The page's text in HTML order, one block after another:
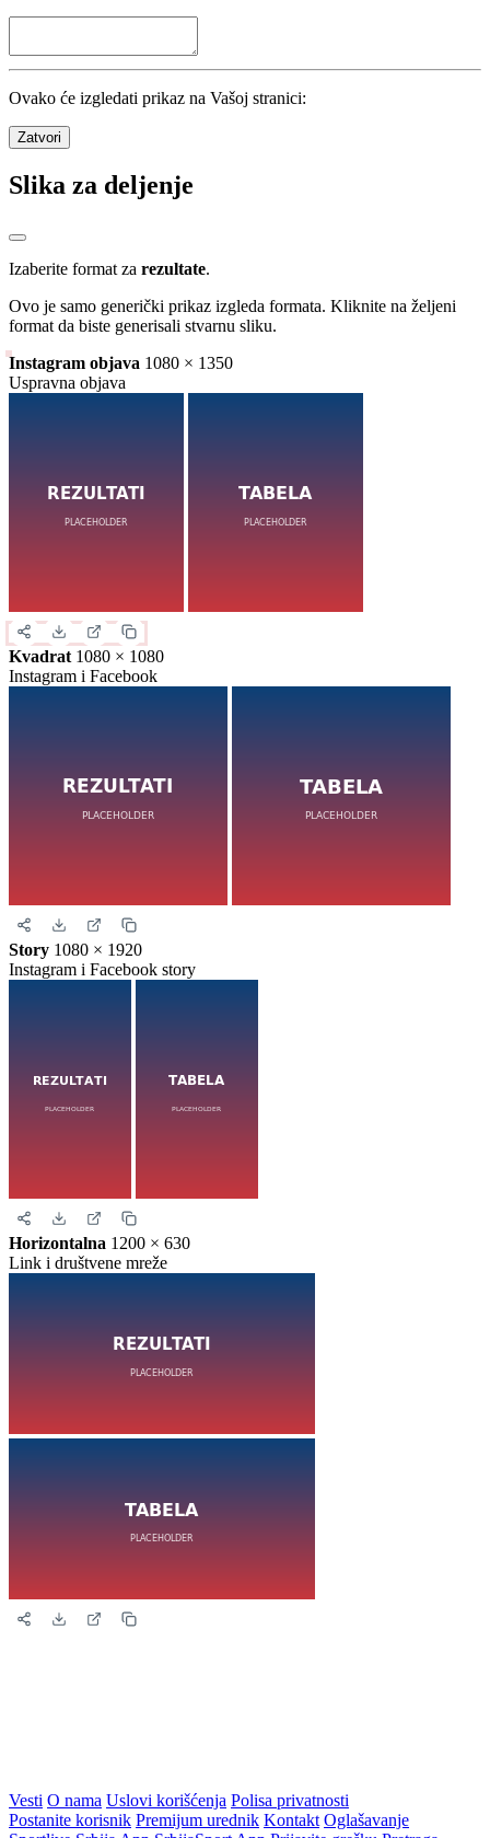
Ovako će izgledati prikaz na Vašoj stranici:
Zatvori
Slika za deljenje
Izaberite format za rezultate.
Ovo je samo generički prikaz izgleda formata. Kliknite na željeni
format da biste generisali stvarnu sliku.
Instagram objava 1080 × 1350
Uspravna objava
Kvadrat 1080 × 1080
Instagram i Facebook
Story 1080 × 1920
Instagram i Facebook story
Horizontalna 1200 × 630
Link i društvene mreže
Vesti O nama Uslovi korišćenja Polisa privatnosti
Postanite korisnik Premijum urednik Kontakt Oglašavanje